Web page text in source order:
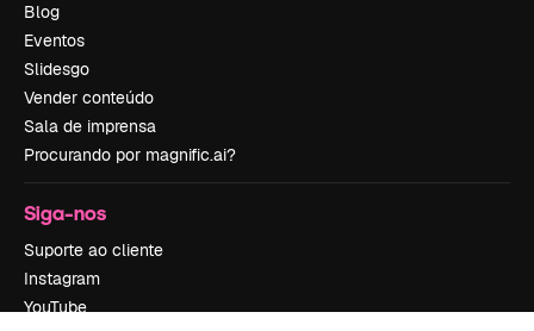
Blog
Eventos
Slidesgo
Vender conteúdo
Sala de imprensa
Procurando por magnific.ai?
Siga-nos
Suporte ao cliente
Instagram
YouTube